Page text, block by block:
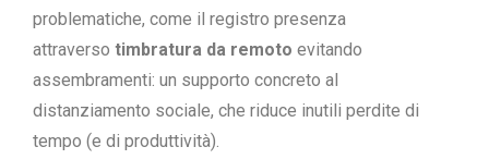
problematiche, come il registro presenza
attraverso timbratura da remoto evitando
assembramenti: un supporto concreto al
distanziamento sociale, che riduce inutili perdite di
tempo (e di produttività).